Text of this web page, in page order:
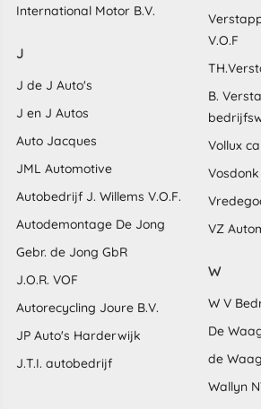
International Motor B.V.
J
J de J Auto's
J en J Autos
Auto Jacques
JML Automotive
Autobedrijf J. Willems V.O.F.
Autodemontage De Jong
Gebr. de Jong GbR
J.O.R. VOF
Autorecycling Joure B.V.
JP Auto's Harderwijk
J.T.I. autobedrijf
V.O.F
B.
Vollux
VZ
W
W V
De
de
Wallyn